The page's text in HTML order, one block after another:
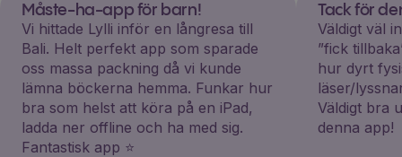
Måste-ha-app för barn!
Vi hittade Lylli inför en långresa till
Bali. Helt perfekt app som sparade
oss massa packning då vi kunde
lämna böckerna hemma. Funkar hur
bra som helst att köra på en iPad,
ladda ner offline och ha med sig.
Fantastisk app ⭐️
Tack för
Väldigt väl
”fick
hur dyrt
läser/
Väldigt bra
denna app!